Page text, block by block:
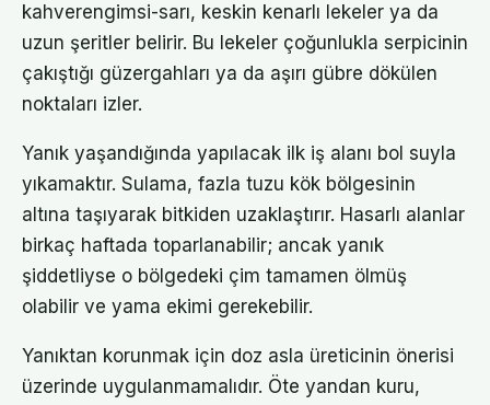
kahverengimsi-sarı, keskin kenarlı lekeler ya da
uzun şeritler belirir. Bu lekeler çoğunlukla serpicinin
çakıştığı güzergahları ya da aşırı gübre dökülen
noktaları izler.
Yanık yaşandığında yapılacak ilk iş alanı bol suyla
yıkamaktır. Sulama, fazla tuzu kök bölgesinin
altına taşıyarak bitkiden uzaklaştırır. Hasarlı alanlar
birkaç haftada toparlanabilir; ancak yanık
şiddetliyse o bölgedeki çim tamamen ölmüş
olabilir ve yama ekimi gerekebilir.
Yanıktan korunmak için doz asla üreticinin önerisi
üzerinde uygulanmamalıdır. Öte yandan kuru,